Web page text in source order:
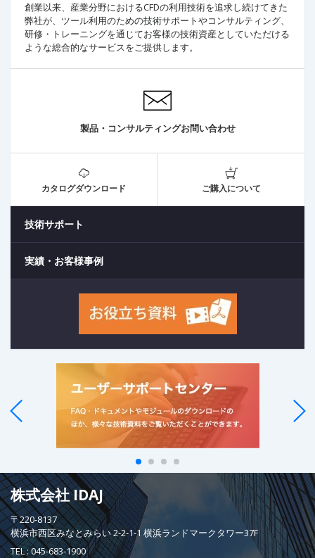
創業以来、産業分野におけるCFDの利用技術を追求し続けてきた
弊社が、ツール利用のための技術サポートやコンサルティング、
研修・トレーニングを通じてお客様の技術資産としていただける
ような総合的なサービスをご提供します。
製品・コンサルティングお問い合わせ
カタログダウンロード ご購入について
技術サポート
実績・お客様事例
株式会社 IDAJ
〒220-8137
横浜市西区みなとみらい 2-2-1-1 横浜ランドマークタワー37F
TEL :045-683-1900